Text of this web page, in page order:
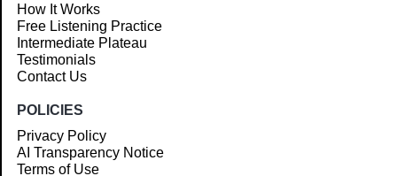
How It Works
Free Listening Practice
Intermediate Plateau
Testimonials
Contact Us
POLICIES
Privacy Policy
AI Transparency Notice
Terms of Use